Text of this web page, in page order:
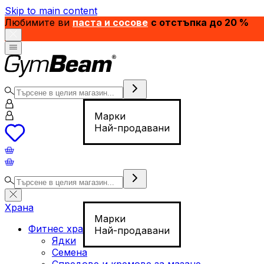
Skip to main content
Любимите ви паста и сосове с отстъпка до 20 %
Марки
Най-продавани
Марки
Най-продавани
Храна
Фитнес храна
Ядки
Семена